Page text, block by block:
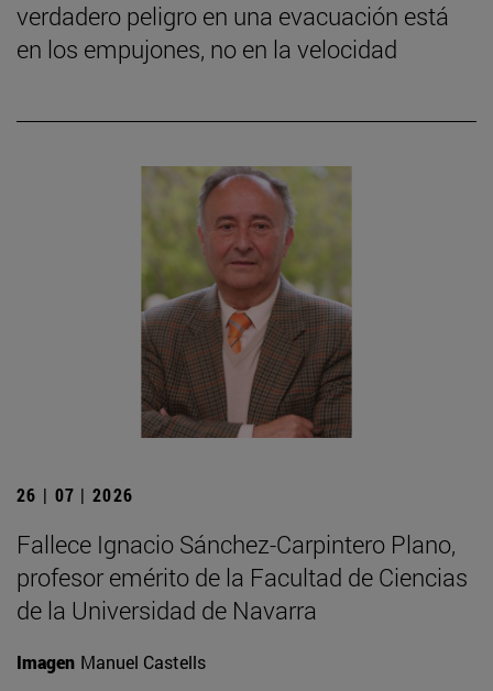
verdadero peligro en una evacuación está
en los empujones, no en la velocidad
26 | 07 | 2026
Fallece Ignacio Sánchez-Carpintero Plano,
profesor emérito de la Facultad de Ciencias
de la Universidad de Navarra
Imagen Manuel Castells